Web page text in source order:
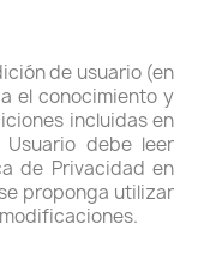
de usuario (en
el conocimiento y
incluidas en
debe leer
de Privacidad en
proponga utilizar